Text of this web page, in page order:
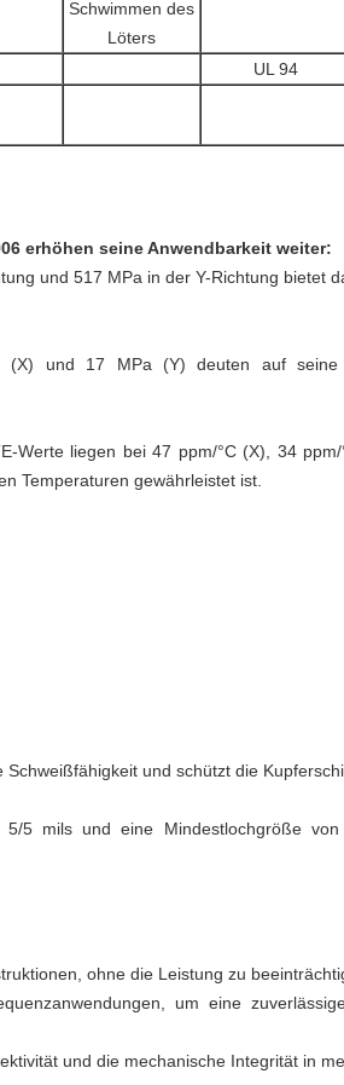
Schwimmen des
Löters
UL 94
erhöhen seine Anwendbarkeit weiter:
und 517 MPa in der Y-Richtung bietet
(X) und 17 MPa (Y) deuten auf seine
Werte liegen bei 47 ppm/°C (X), 34
Temperaturen gewährleistet ist.
und schützt die
5/5 mils und eine Mindestlochgröße
ohne die Leistung zu
um eine
und die mechanische Integrität in